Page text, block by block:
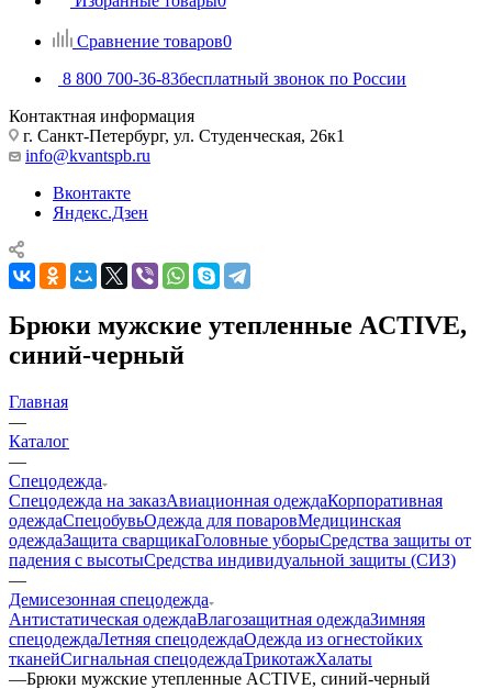
Сравнение товаров0
8 800 700-36-83бесплатный звонок по России
Контактная информация
г. Санкт-Петербург, ул. Студенческая, 26к1
info@kvantspb.ru
Вконтакте
Яндекс.Дзен
Брюки мужские утепленные ACTIVE,
синий-черный
Главная
—
Каталог
—
Спецодежда
Спецодежда на заказАвиационная одеждаКорпоративная
одеждаСпецобувьОдежда для поваровМедицинская
одеждаЗащита сварщикаГоловные уборыСредства защиты от
падения с высотыСредства индивидуальной защиты (СИЗ)
—
Демисезонная спецодежда
Антистатическая одеждаВлагозащитная одеждаЗимняя
спецодеждаЛетняя спецодеждаОдежда из огнестойких
тканейСигнальная спецодеждаТрикотажХалаты
—Брюки мужские утепленные ACTIVE, синий-черный